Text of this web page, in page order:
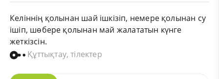
Келіннің қолынан шай ішкізіп, немере қолынан су
ішіп, шөбере қолынан май жалататын күнге
жеткізсін.
Құттықтау, тілектер